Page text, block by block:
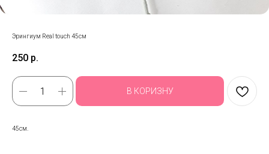
Эрингиум Real touch 45см
250 р.
В КОРИЗНУ
45см.